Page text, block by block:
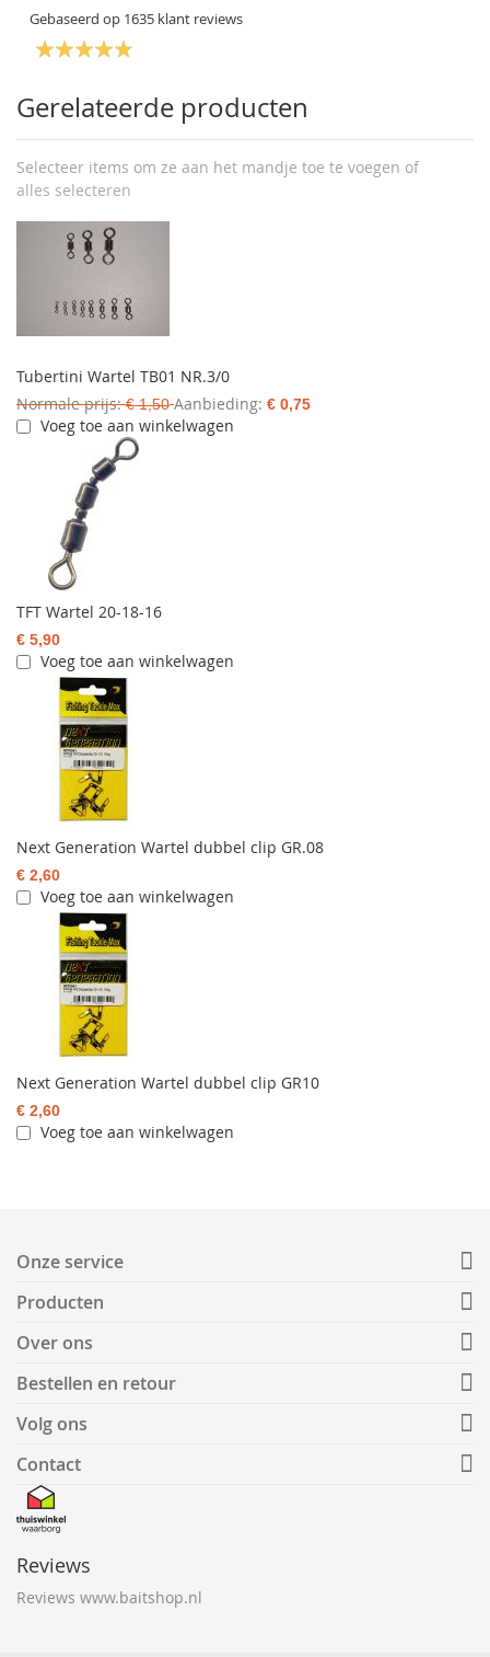
Gebaseerd op 1635 klant reviews
Gerelateerde producten
Selecteer items om ze aan het mandje toe te voegen of
alles selecteren
Tubertini Wartel TB01 NR.3/0
Normale prijs € 1,50 Aanbieding € 0,75
Voeg toe aan winkelwagen
TFT Wartel 20-18-16
€ 5,90
Voeg toe aan winkelwagen
Next Generation Wartel dubbel clip GR.08
€ 2,60
Voeg toe aan winkelwagen
Next Generation Wartel dubbel clip GR10
€ 2,60
Voeg toe aan winkelwagen
Onze service
Producten
Over ons
Bestellen en retour
Volg ons
Contact
Reviews
Reviews www.baitshop.nl